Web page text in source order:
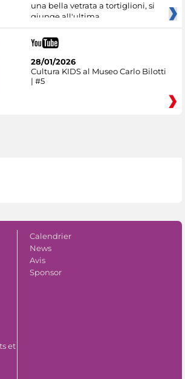
una bella vetrata a tortiglioni, si
giunge all'ultima
28/01/2026
Cultura KIDS al Museo Carlo Bilotti
| #5
et
Calendrier
News
Avis
Sponsor